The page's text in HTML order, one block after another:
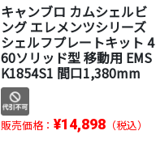
キャンブロ カムシェルビ
ング エレメンツシリーズ
シェルフプレートキット 4
60ソリッド型 移動用 EMS
K1854S1 間口1,380mm
販売価格：¥14,898 （税込）